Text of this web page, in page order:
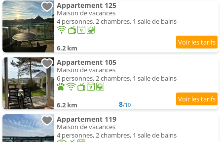
Appartement 125
Maison de vacances
4 personnes, 2 chambres, 1 salle de bains
6.2 km
Appartement 105
Maison de vacances
6 personnes, 2 chambres, 1 salle de bains
6.2 km 8/10
Appartement 119
Maison de vacances
4 personnes, 2 chambres, 1 salle de bains